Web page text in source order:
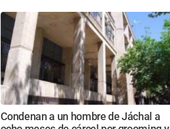
Condenan a un hombre de Jáchal a